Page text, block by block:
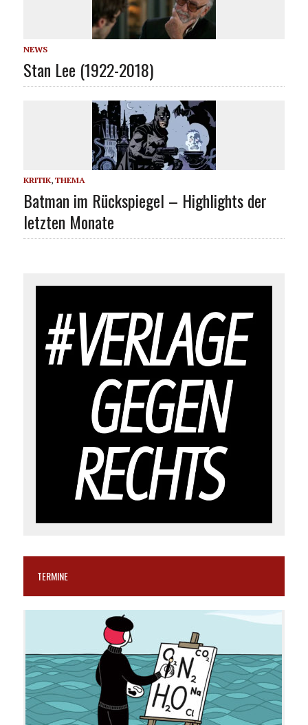
NEWS
Stan Lee (1922-2018)
KRITIK, THEMA
Batman im Rückspiegel – Highlights der
letzten Monate
TERMINE